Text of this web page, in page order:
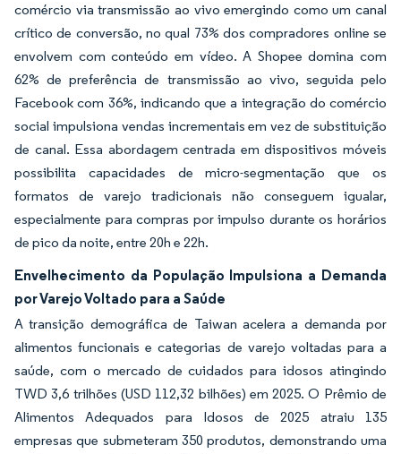
comércio via transmissão ao vivo emergindo como um canal
crítico de conversão, no qual 73% dos compradores online se
envolvem com conteúdo em vídeo. A Shopee domina com
62% de preferência de transmissão ao vivo, seguida pelo
Facebook com 36%, indicando que a integração do comércio
social impulsiona vendas incrementais em vez de substituição
de canal. Essa abordagem centrada em dispositivos móveis
possibilita capacidades de micro-segmentação que os
formatos de varejo tradicionais não conseguem igualar,
especialmente para compras por impulso durante os horários
de pico da noite, entre 20h e 22h.
Envelhecimento da População Impulsiona a Demanda
por Varejo Voltado para a Saúde
A transição demográfica de Taiwan acelera a demanda por
alimentos funcionais e categorias de varejo voltadas para a
saúde, com o mercado de cuidados para idosos atingindo
TWD 3,6 trilhões (USD 112,32 bilhões) em 2025. O Prêmio de
Alimentos Adequados para Idosos de 2025 atraiu 135
empresas que submeteram 350 produtos, demonstrando uma